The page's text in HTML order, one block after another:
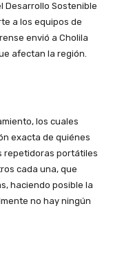
Desarrollo Sostenible
a los equipos de
envió a Cholila
afectan la región.
los cuales
exacta de quiénes
repetidoras portátiles
cada una, que
haciendo posible la
no hay ningún